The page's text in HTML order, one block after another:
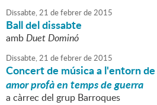
Dissabte,21 defebrerde2015
Ball del dissabte
ambDuet Dominó
Dissabte,21 defebrerde2015
Concert de música a l'entorn
amor profà en temps de guerra
a càrrec del grup Barroques